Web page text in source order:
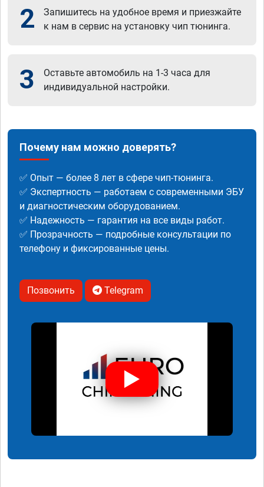
2
Запишитесь на удобное время и приезжайте
к нам в сервис на установку чип тюнинга.
3
Оставьте автомобиль на 1-3 часа для
индивидуальной настройки.
Почему нам можно доверять?
✅ Опыт — более 8 лет в сфере чип-тюнинга.
✅ Экспертность — работаем с современными ЭБУ
и диагностическим оборудованием.
✅ Надежность — гарантия на все виды работ.
✅ Прозрачность — подробные консультации по
телефону и фиксированные цены.
Позвонить Telegram